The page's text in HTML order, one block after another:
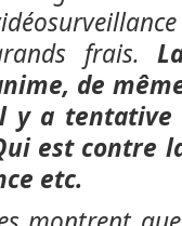
frais.
de
y a tentative
est contre
etc.